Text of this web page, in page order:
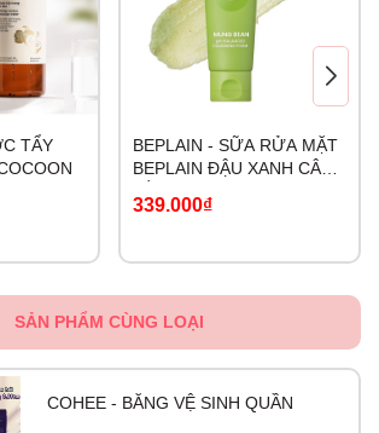
TẨY
BEPLAIN - SỮA RỬA MẶT
BEPLAIN ĐẬU XANH CÂN
339.000₫
SẢN PHẨM CÙNG LOẠI
COHEE - BĂNG VỆ SINH QUẦN